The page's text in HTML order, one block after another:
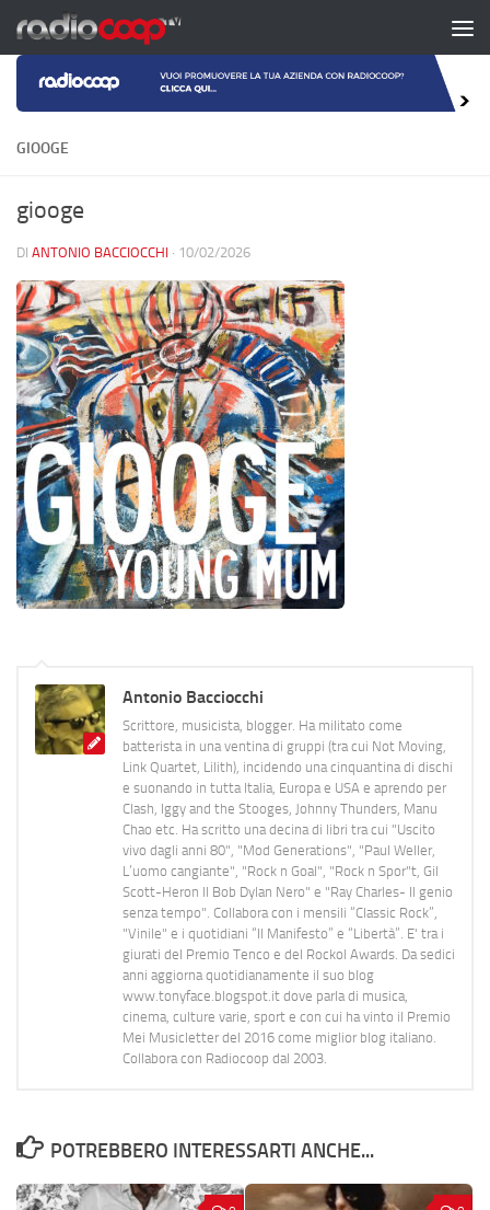
Salta al contenuto
GIOOGE
giooge
DI ANTONIO BACCIOCCHI · 10/02/2026
Antonio Bacciocchi
Scrittore, musicista, blogger. Ha militato come
batterista in una ventina di gruppi (tra cui Not Moving,
Link Quartet, Lilith), incidendo una cinquantina di dischi
e suonando in tutta Italia, Europa e USA e aprendo per
Clash, Iggy and the Stooges, Johnny Thunders, Manu
Chao etc. Ha scritto una decina di libri tra cui "Uscito
vivo dagli anni 80", "Mod Generations", "Paul Weller,
L’uomo cangiante", "Rock n Goal", "Rock n Spor"t, Gil
Scott-Heron Il Bob Dylan Nero" e "Ray Charles- Il genio
senza tempo". Collabora con i mensili “Classic Rock”,
"Vinile" e i quotidiani “Il Manifesto” e “Libertà”. E' tra i
giurati del Premio Tenco e del Rockol Awards. Da sedici
anni aggiorna quotidianamente il suo blog
www.tonyface.blogspot.it dove parla di musica,
cinema, culture varie, sport e con cui ha vinto il Premio
Mei Musicletter del 2016 come miglior blog italiano.
Collabora con Radiocoop dal 2003.
POTREBBERO INTERESSARTI ANCHE...